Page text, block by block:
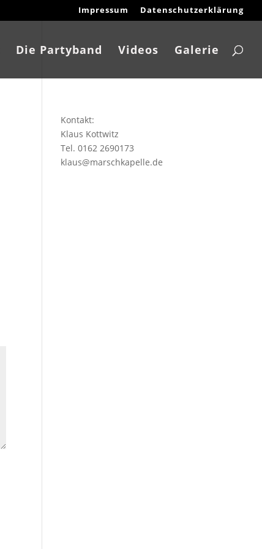
Impressum Datenschutzerklärung
Die Partyband Videos Galerie
Kontakt:
Klaus Kottwitz
Tel. 0162 2690173
klaus@marschkapelle.de